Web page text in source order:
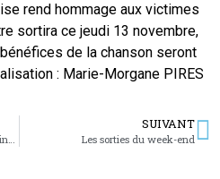
rend hommage aux victimes
sortira ce jeudi 13 novembre,
de la chanson seront
: Marie-Morgane PIRES
Neuf joueurs d’échecs sarregueminois se qualifient pour les régionales
SUIVANT
Les sorties du week-end